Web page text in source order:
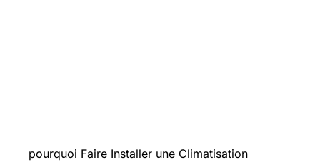
pourquoi Faire Installer une Climatisation